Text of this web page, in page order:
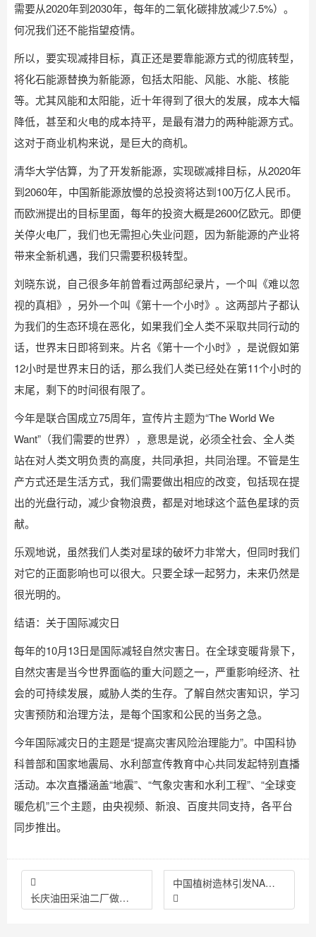
需要从2020年到2030年，每年的二氧化碳排放减少7.5%）。
何况我们还不能指望疫情。
所以，要实现减排目标，真正还是要靠能源方式的彻底转型，
将化石能源替换为新能源，包括太阳能、风能、水能、核能
等。尤其风能和太阳能，近十年得到了很大的发展，成本大幅
降低，甚至和火电的成本持平，是最有潜力的两种能源方式。
这对于商业机构来说，是巨大的商机。
清华大学估算，为了开发新能源，实现碳减排目标，从2020年
到2060年，中国新能源放慢的总投资将达到100万亿人民币。
而欧洲提出的目标里面，每年的投资大概是2600亿欧元。即便
关停火电厂，我们也无需担心失业问题，因为新能源的产业将
带来全新机遇，我们只需要积极转型。
刘晓东说，自己很多年前曾看过两部纪录片，一个叫《难以忽
视的真相》，另外一个叫《第十一个小时》。这两部片子都认
为我们的生态环境在恶化，如果我们全人类不采取共同行动的
话，世界末日即将到来。片名《第十一个小时》，是说假如第
12小时是世界末日的话，那么我们人类已经处在第11个小时的
末尾，剩下的时间很有限了。
今年是联合国成立75周年，宣传片主题为“The World We
Want”（我们需要的世界），意思是说，必须全社会、全人类
站在对人类文明负责的高度，共同承担，共同治理。不管是生
产方式还是生活方式，我们需要做出相应的改变，包括现在提
出的光盘行动，减少食物浪费，都是对地球这个蓝色星球的贡
献。
乐观地说，虽然我们人类对星球的破坏力非常大，但同时我们
对它的正面影响也可以很大。只要全球一起努力，未来仍然是
很光明的。
结语：关于国际减灾日
每年的10月13日是国际减轻自然灾害日。在全球变暖背景下，
自然灾害是当今世界面临的重大问题之一，严重影响经济、社
会的可持续发展，威胁人类的生存。了解自然灾害知识，学习
灾害预防和治理方法，是每个国家和公民的当务之急。
今年国际减灾日的主题是“提高灾害风险治理能力”。中国科协
科普部和国家地震局、水利部宣传教育中心共同发起特别直播
活动。本次直播涵盖“地震”、“气象灾害和水利工程”、“全球变
暖危机”三个主题，由央视频、新浪、百度共同支持，各平台
同步推出。
长庆油田采油二厂做好青山“文章”建设绿色油田
中国植树造林引发NASA关注，专家点名表扬：正默默改变全球变暖